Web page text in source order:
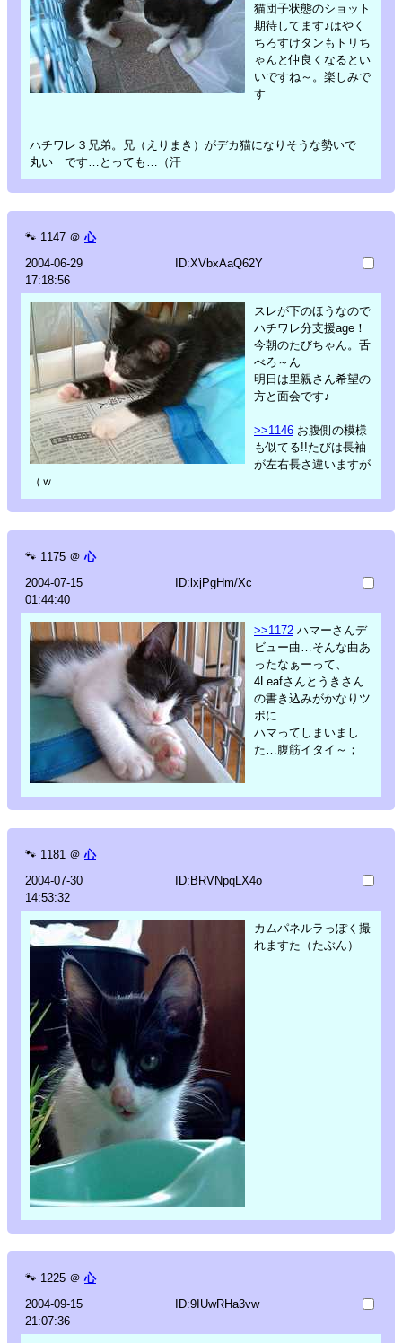
猫団子状態のショット
期待してます♪はやく
ちろすけタンもトリち
ゃんと仲良くなるとい
いですね～。楽しみで
す
ハチワレ３兄弟。兄（えりまき）がデカ猫になりそうな勢いで
丸い です…とっても…（汗
🐾 1147 ＠ 心
2004-06-29
17:18:56
ID:XVbxAaQ62Y
スレが下のほうなので
ハチワレ分支援age！
今朝のたびちゃん。舌
べろ～ん
明日は里親さん希望の
方と面会です♪
>>1146 お腹側の模様
も似てる!!たびは長袖
が左右長さ違いますが
（ｗ
🐾 1175 ＠ 心
2004-07-15
01:44:40
ID:lxjPgHm/Xc
>>1172 ハマーさんデ
ビュー曲…そんな曲あ
ったなぁーって、
4Leafさんとうきさん
の書き込みがかなりツ
ボに
ハマってしまいまし
た…腹筋イタイ～；
🐾 1181 ＠ 心
2004-07-30
14:53:32
ID:BRVNpqLX4o
カムパネルラっぽく撮
れますた（たぶん）
🐾 1225 ＠ 心
2004-09-15
21:07:36
ID:9IUwRHa3vw